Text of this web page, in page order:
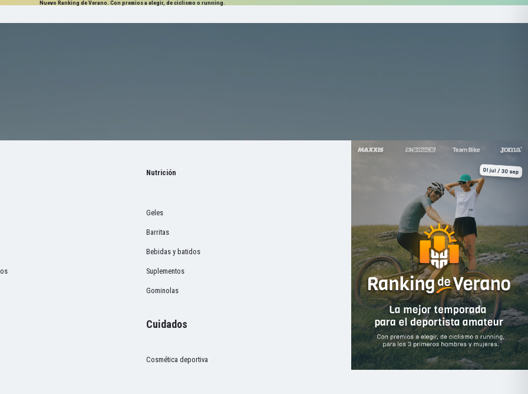
Nuevo Ranking de Verano. Con premios a elegir, de ciclismo o running.
Nutrición
Geles
Barritas
Bebidas y batidos
Suplementos
Gominolas
Cuidados
Cosmética deportiva